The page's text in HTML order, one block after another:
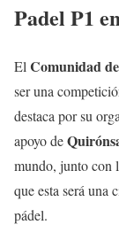
Padel P1
El Comunidad
ser una
destaca por su
apoyo de
mundo, junto con
que esta será una
pádel.